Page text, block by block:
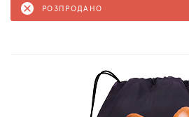
РОЗПРОДАНО